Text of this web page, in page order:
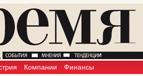
Компании Финансы